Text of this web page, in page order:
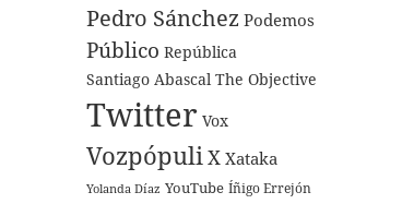
Pedro Sánchez Podemos
Público República
Santiago Abascal The Objective
Twitter Vox
Vozpópuli X Xataka
Yolanda Díaz YouTube Íñigo Errejón